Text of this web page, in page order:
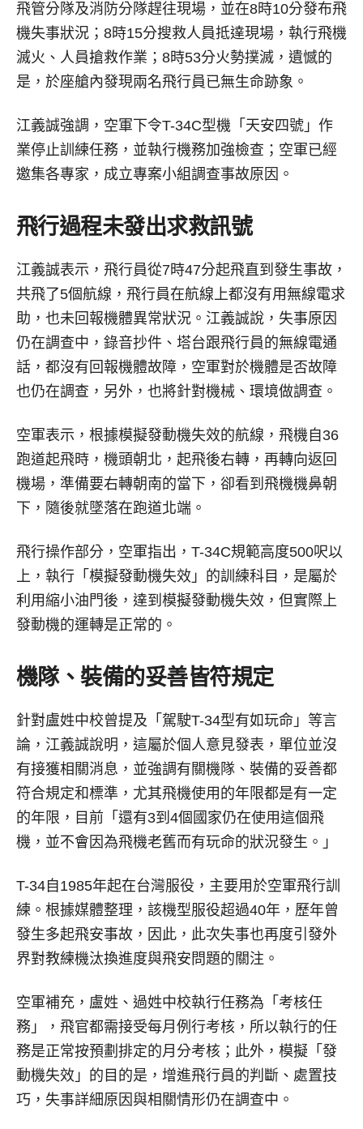
飛管分隊及消防分隊趕往現場，並在8時10分發布飛
機失事狀況；8時15分搜救人員抵達現場，執行飛機
滅火、人員搶救作業；8時53分火勢撲滅，遺憾的
是，於座艙內發現兩名飛行員已無生命跡象。
江義誠強調，空軍下令T-34C型機「天安四號」作
業停止訓練任務，並執行機務加強檢查；空軍已經
邀集各專家，成立專案小組調查事故原因。
飛行過程未發出求救訊號
江義誠表示，飛行員從7時47分起飛直到發生事故，
共飛了5個航線，飛行員在航線上都沒有用無線電求
助，也未回報機體異常狀況。江義誠說，失事原因
仍在調查中，錄音抄件、塔台跟飛行員的無線電通
話，都沒有回報機體故障，空軍對於機體是否故障
也仍在調查，另外，也將針對機械、環境做調查。
空軍表示，根據模擬發動機失效的航線，飛機自36
跑道起飛時，機頭朝北，起飛後右轉，再轉向返回
機場，準備要右轉朝南的當下，卻看到飛機機鼻朝
下，隨後就墜落在跑道北端。
飛行操作部分，空軍指出，T-34C規範高度500呎以
上，執行「模擬發動機失效」的訓練科目，是屬於
利用縮小油門後，達到模擬發動機失效，但實際上
發動機的運轉是正常的。
機隊、裝備的妥善皆符規定
針對盧姓中校曾提及「駕駛T-34型有如玩命」等言
論，江義誠說明，這屬於個人意見發表，單位並沒
有接獲相關消息，並強調有關機隊、裝備的妥善都
符合規定和標準，尤其飛機使用的年限都是有一定
的年限，目前「還有3到4個國家仍在使用這個飛
機，並不會因為飛機老舊而有玩命的狀況發生。」
T-34自1985年起在台灣服役，主要用於空軍飛行訓
練。根據媒體整理，該機型服役超過40年，歷年曾
發生多起飛安事故，因此，此次失事也再度引發外
界對教練機汰換進度與飛安問題的關注。
空軍補充，盧姓、過姓中校執行任務為「考核任
務」，飛官都需接受每月例行考核，所以執行的任
務是正常按預劃排定的月分考核；此外，模擬「發
動機失效」的目的是，增進飛行員的判斷、處置技
巧，失事詳細原因與相關情形仍在調查中。